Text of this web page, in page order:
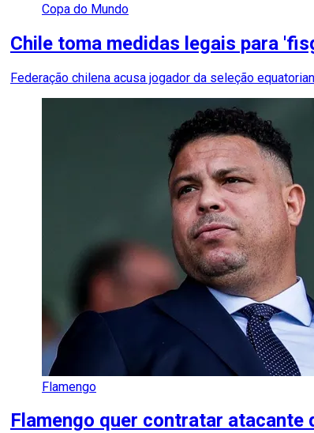
Copa do Mundo
Chile toma medidas legais para
Federação chilena acusa jogador da seleção
Flamengo
Flamengo quer contratar atacante